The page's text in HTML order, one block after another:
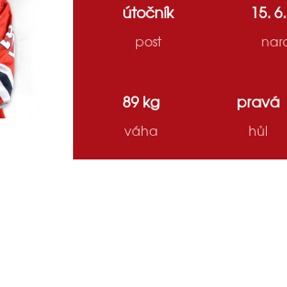
útočník
post
15.
89 kg
váha
pravá
hůl